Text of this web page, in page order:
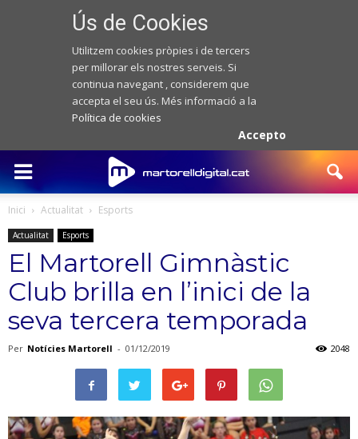
Ús de Cookies
Utilitzem cookies pròpies i de tercers
per millorar els nostres serveis. Si
continua navegant , considerem que
accepta el seu ús. Més informació a la
Política de cookies
Accepto
Inici Actualitat Esports
Actualitat Esports
El Martorell Gimnàstic
Club brilla en l’inici de la
seva tercera temporada
Per Notícies Martorell - 01/12/2019 2048